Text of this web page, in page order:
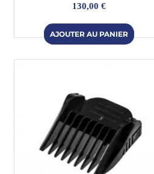
130,00 €